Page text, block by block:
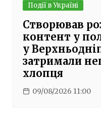
Події в Україні
Створював
контент у
у
затримали
хлопця
09/08/2026 11:00